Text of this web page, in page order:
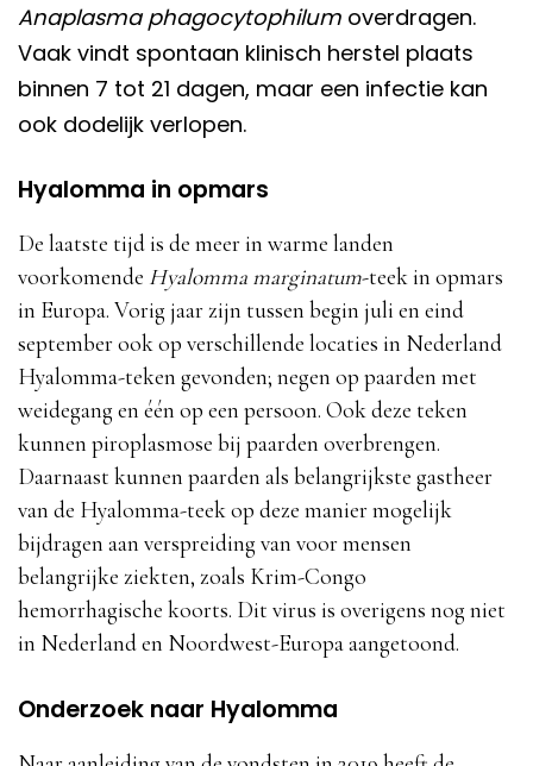
Anaplasma phagocytophilum overdragen.
Vaak vindt spontaan klinisch herstel plaats
binnen 7 tot 21 dagen, maar een infectie kan
ook dodelijk verlopen.
Hyalomma in opmars
De laatste tijd is de meer in warme landen
voorkomende Hyalomma marginatum-teek in opmars
in Europa. Vorig jaar zijn tussen begin juli en eind
september ook op verschillende locaties in Nederland
Hyalomma-teken gevonden; negen op paarden met
weidegang en één op een persoon. Ook deze teken
kunnen piroplasmose bij paarden overbrengen.
Daarnaast kunnen paarden als belangrijkste gastheer
van de Hyalomma-teek op deze manier mogelijk
bijdragen aan verspreiding van voor mensen
belangrijke ziekten, zoals Krim-Congo
hemorrhagische koorts. Dit virus is overigens nog niet
in Nederland en Noordwest-Europa aangetoond.
Onderzoek naar Hyalomma